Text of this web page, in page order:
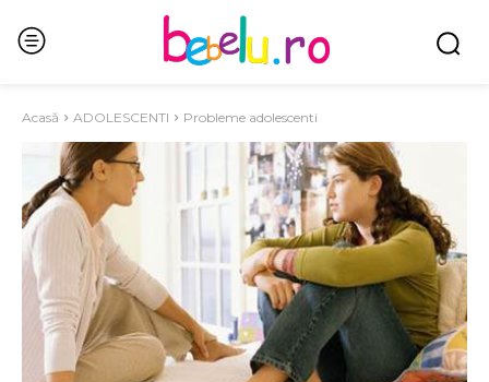
Acasă ADOLESCENTI Probleme adolescenti